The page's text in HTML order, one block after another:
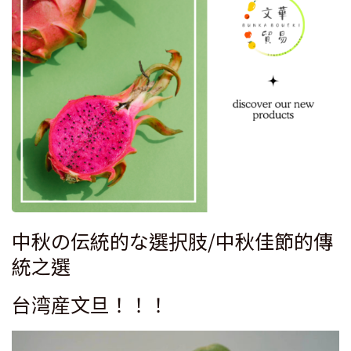
中秋の伝統的な選択肢/中秋佳節的傳
統之選
台湾産文旦！！！